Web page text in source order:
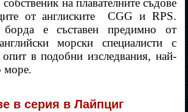
на плавателните съдове
от англиските
CGG и RPS.
е съставен предимно от
морски специалисти с
в подобни изследвания, най-
море.
в серия в Лайпциг